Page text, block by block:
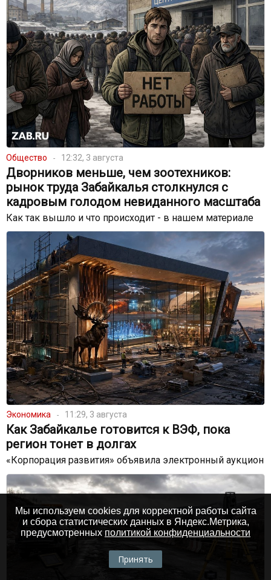
Общество 12:32, 3 августа
Дворников меньше, чем зоотехников:
рынок труда Забайкалья столкнулся с
кадровым голодом невиданного масштаба
Как так вышло и что происходит - в нашем материале
Экономика 11:29, 3 августа
Как Забайкалье готовится к ВЭФ, пока
регион тонет в долгах
«Корпорация развития» объявила электронный аукцион
Мы используем cookies для корректной работы сайта
и сбора статистических данных в Яндекс.Метрика,
предусмотренных политикой конфиденциальности
Принять